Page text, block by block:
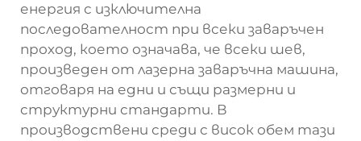
енергия с изключителна
последователност при всеки заваръчен
проход, което означава, че всеки шев,
произведен от лазерна заваръчна машина,
отговаря на едни и същи размерни и
структурни стандарти. В
производствени среди с висок обем тази